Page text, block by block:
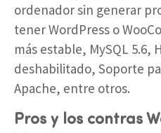
ordenador sin generar
tener WordPress o
más estable, MySQL 5.6,
deshabilitado, Soporte
Apache, entre otros.
Pros y los contras